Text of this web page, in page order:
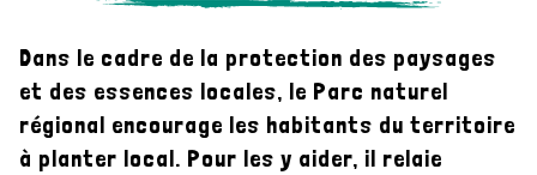
Le Parc vous accompagne
Du côté des habitants
Dans le cadre de la protection des paysages
et des essences locales, le Parc naturel
régional encourage les habitants du territoire
à planter local. Pour les y aider, il relaie